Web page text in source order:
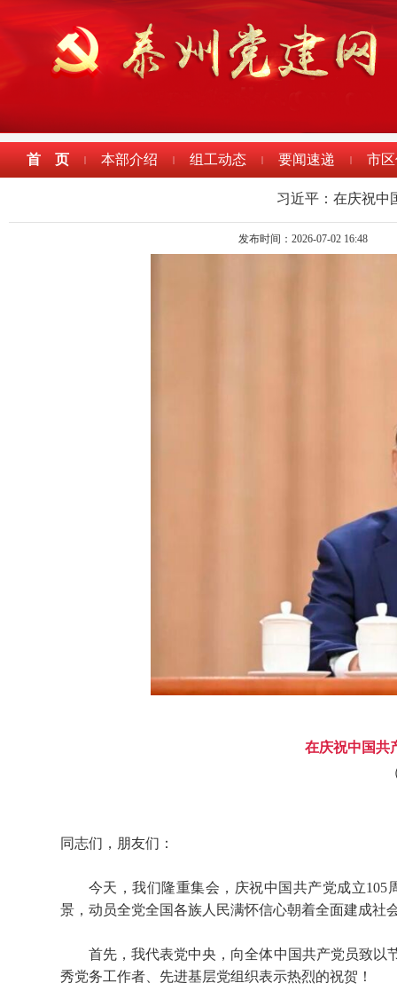
首 页 | 本部介绍 | 组工动态 | 要闻速递 | 市
习近平：在庆祝中
发布时间：2026-07-02 16:48
在庆祝中国共
同志们，朋友们：
今天，我们隆重集会，庆祝中国共产党成立
景，动员全党全国各族人民满怀信心朝着全面建成社
首先，我代表党中央，向全体中国共产党员致以
秀党务工作者、先进基层党组织表示热烈的祝贺！